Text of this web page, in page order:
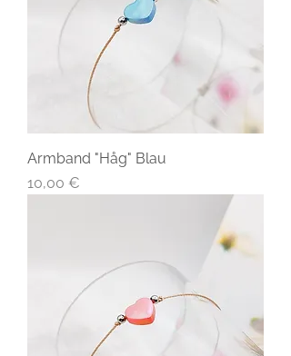
Armband "Håg" Blau
Preis
10,00 €